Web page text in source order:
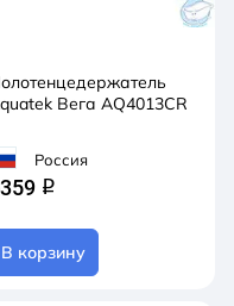
Вега AQ4013CR
Россия
q
В корзину